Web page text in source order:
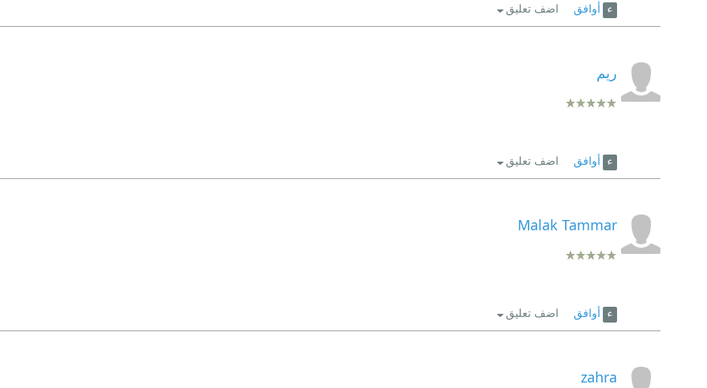
أوافق اضف تعليق
ريم
أوافق اضف تعليق
Malak Tammar
أوافق اضف تعليق
zahra